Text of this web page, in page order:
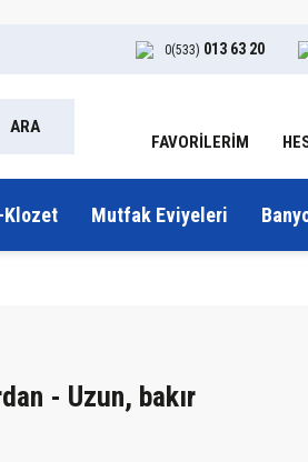
0(533) 013 63 20
ARA
FAVORİLERİM
Klozet Mutfak Eviyeleri
- Uzun, bakır